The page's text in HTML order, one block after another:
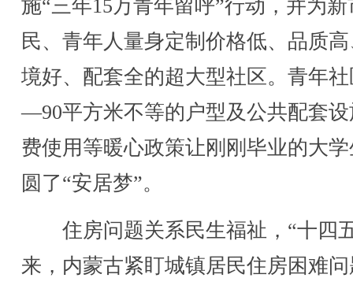
施“三年15万青年留呼”行动，并为新
民、青年人量身定制价格低、品质
境好、配套全的超大型社区。青年社
—90平方米不等的户型及公共配套
费使用等暖心政策让刚刚毕业的大
圆了“安居梦”。
住房问题关系民生福祉，“十四
来，内蒙古紧盯城镇居民住房困难